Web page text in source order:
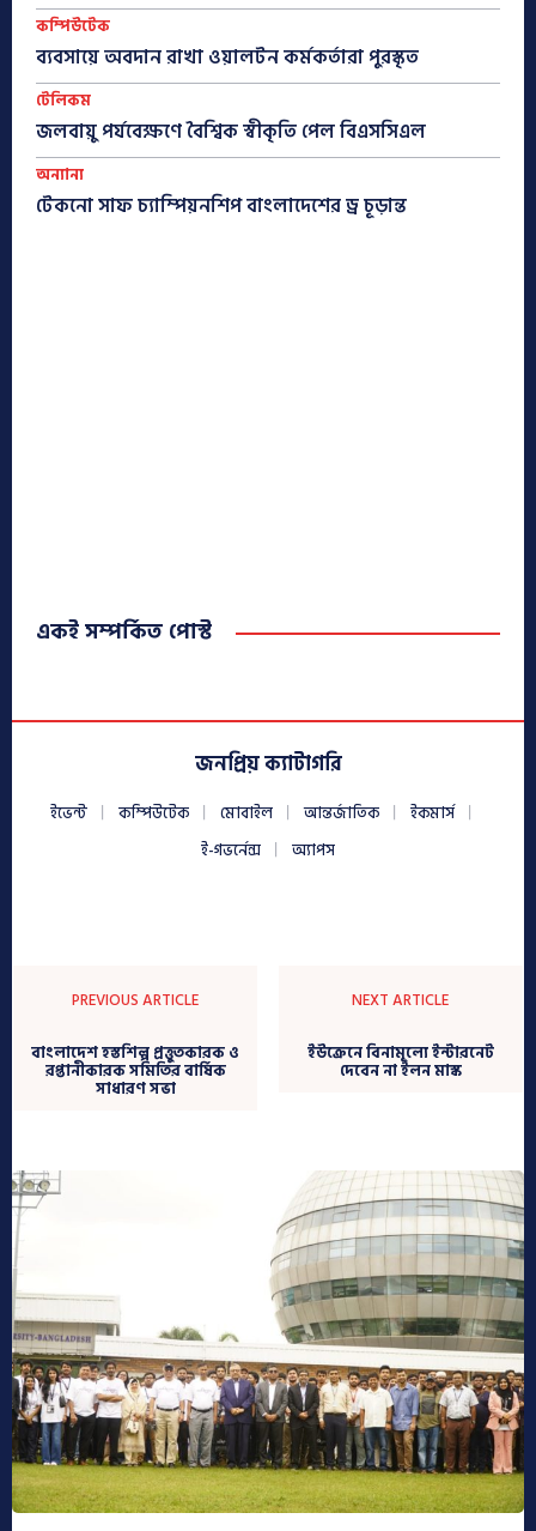
কম্পিউটেক
ব্যবসায়ে অবদান রাখা ওয়ালটন কর্মকর্তারা পুরস্কৃত
টেলিকম
জলবায়ু পর্যবেক্ষণে বৈশ্বিক স্বীকৃতি পেল বিএসসিএল
অন্যান্য
টেকনো সাফ চ্যাম্পিয়নশিপ বাংলাদেশের ড্র চূড়ান্ত
একই সম্পর্কিত পোস্ট
জনপ্রিয় ক্যাটাগরি
ইভেন্ট কম্পিউটেক মোবাইল আন্তর্জাতিক
ইকমার্স
ই-গভর্নেন্স
অ্যাপস
PREVIOUS ARTICLE
বাংলাদেশ হস্তশিল্প প্রত্তুতকারক ও
রপ্তানীকারক সমিতির বার্ষিক
সাধারণ সভা
NEXT ARTICLE
ইউক্রেনে বিনামূল্যে ইন্টারনেট
দেবেন না ইলন মাস্ক